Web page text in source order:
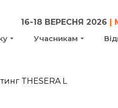
16-18 ВЕРЕСНЯ 2026 |
Учасникам